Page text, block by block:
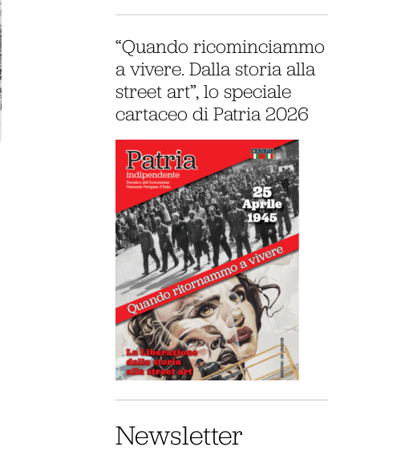
“Quando ricominciammo
a vivere. Dalla storia alla
street art”, lo speciale
cartaceo di Patria 2026
Newsletter